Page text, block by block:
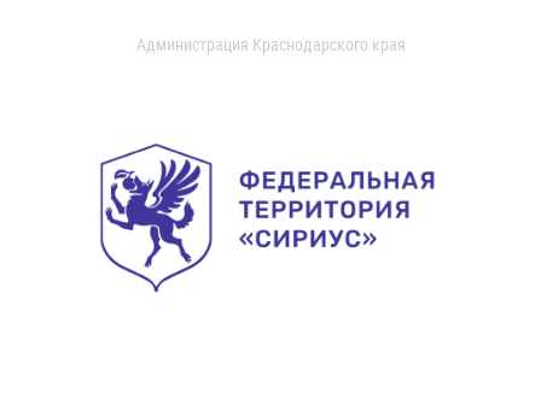
Администрация Краснодарского края